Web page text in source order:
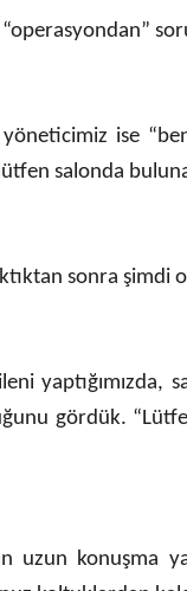
ise
salonda
sonra
yaptığımızda,
gördük.
uzun konuşma